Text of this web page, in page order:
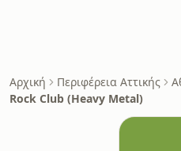
Αρχική Περιφέρεια Αττικής
Rock Club (Heavy Metal)